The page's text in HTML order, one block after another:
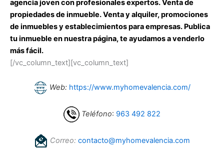
agencia joven con profesionales expertos. Venta de
propiedades de inmueble. Venta y alquiler, promociones
de inmuebles y establecimientos para empresas. Publica
tu inmueble en nuestra página, te ayudamos a venderlo
más fácil.
[/vc_column_text][vc_column_text]
Web: https://www.myhomevalencia.com/
Teléfono: 963 492 822
Correo: contacto@myhomevalencia.com